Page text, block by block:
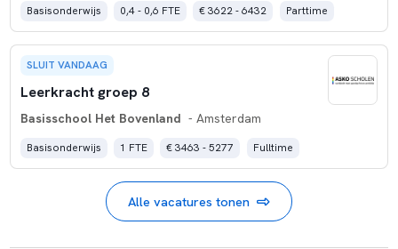
Basisonderwijs 0,4 - 0,6 FTE € 3622 - 6432 Parttime
SLUIT VANDAAG
Leerkracht groep 8
Basisschool Het Bovenland - Amsterdam
Basisonderwijs 1 FTE € 3463 - 5277 Fulltime
Alle vacatures tonen